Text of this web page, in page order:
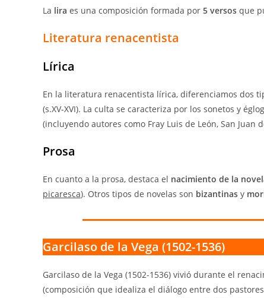
La lira es una composición formada por 5 versos que
Literatura renacentista
Lírica
En la literatura renacentista lírica, diferenciamos dos
(s.XV-XVI). La culta se caracteriza por los sonetos y
(incluyendo autores como Fray Luis de León, San Juan
Prosa
En cuanto a la prosa, destaca el nacimiento de la
picaresca). Otros tipos de novelas son bizantinas y
Garcilaso de la Vega (1502-1536)
Garcilaso de la Vega (1502-1536) vivió durante el
(composición que idealiza el diálogo entre dos